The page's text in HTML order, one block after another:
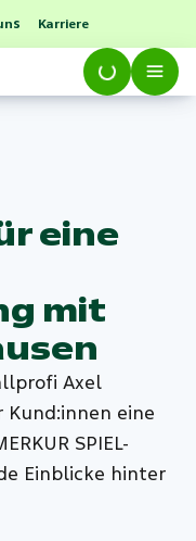
Karriere
eine
mit
Axel
eine
SPIEL-
Einblicke hinter